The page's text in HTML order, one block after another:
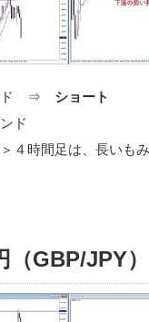
ンド ⇒ ショート
ド
４時間足は、長いも
（GBP/JPY）